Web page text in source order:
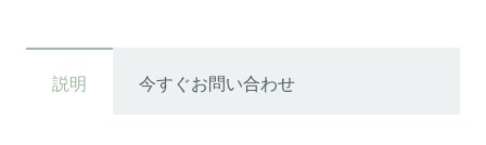
説明 今すぐお問い合わせ